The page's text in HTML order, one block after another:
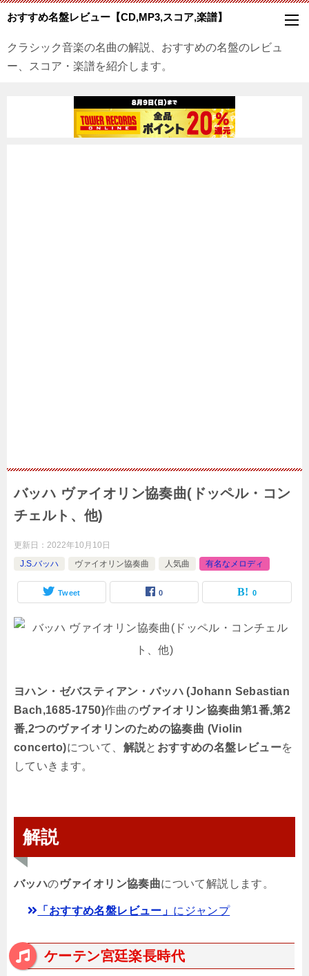
おすすめ名盤レビュー【CD,MP3,スコア,楽譜】
クラシック音楽の名曲の解説、おすすめの名盤のレビュ
ー、スコア・楽譜を紹介します。
バッハ ヴァイオリン協奏曲(ドッペル・コン
チェルト、他)
更新日： 2022年10月10日
J.S.バッハ
ヴァイオリン協奏曲 人気曲 有名なメロディ
Tweet 0 0
ヨハン・ゼバスティアン・バッハ (Johann Sebastian
Bach,1685-1750)作曲のヴァイオリン協奏曲第1番,第2
番,2つのヴァイオリンのための協奏曲 (Violin
concerto)について、 解説と おすすめの名盤レビューを
していきます。
解説
バッハのヴァイオリン協奏曲について解説します。
「おすすめ名盤レビュー」 にジャンプ
ケーテン宮廷楽長時代